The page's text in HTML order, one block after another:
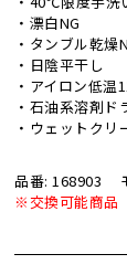
・漂白NG
・タンブル乾燥
・日陰平干し
・アイロン低
・石油系溶剤
・ウェットク
品番: 168903
※交換可能商品